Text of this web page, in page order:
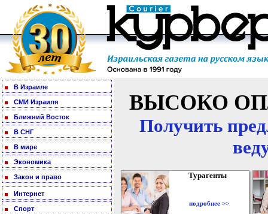
В Израиле
СМИ Израиля
Ближний Восток
В СНГ
В мире
Экономика
Закон и право
Интернет
Спорт
ВЫСОКО
Получить
Турагенты
подробнее >>